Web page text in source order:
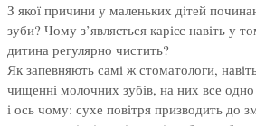
З якої причини у маленьких дітей
зуби? Чому з’являється карієс навіть у
дитина регулярно чистить?
Як запевняють самі ж стоматологи,
чищенні молочних зубів, на них все одно
і ось чому: сухе повітря призводить до